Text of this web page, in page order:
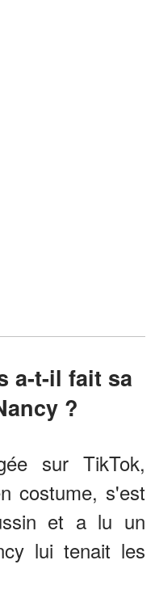
?
sur TikTok,
costume, s'est
et a lu un
lui tenait les